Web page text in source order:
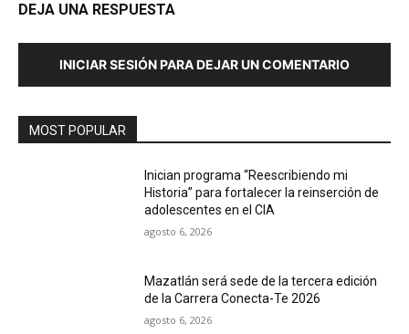
DEJA UNA RESPUESTA
INICIAR SESIÓN PARA DEJAR UN COMENTARIO
MOST POPULAR
Inician programa “Reescribiendo mi
Historia” para fortalecer la reinserción de
adolescentes en el CIA
agosto 6, 2026
Mazatlán será sede de la tercera edición
de la Carrera Conecta-Te 2026
agosto 6, 2026